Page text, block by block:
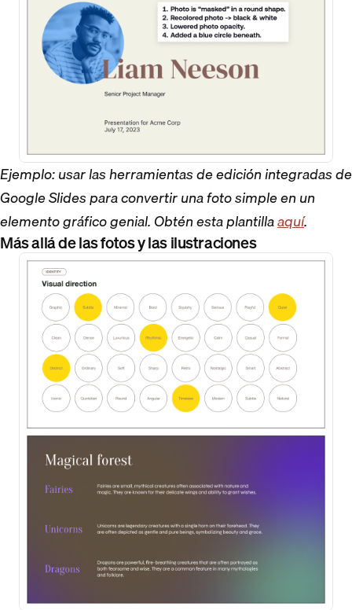
Ejemplo: usar las herramientas de edición integradas de
Google Slides para convertir una foto simple en un
elemento gráfico genial. Obtén esta plantillaaquí.
Más allá de las fotos y las ilustraciones